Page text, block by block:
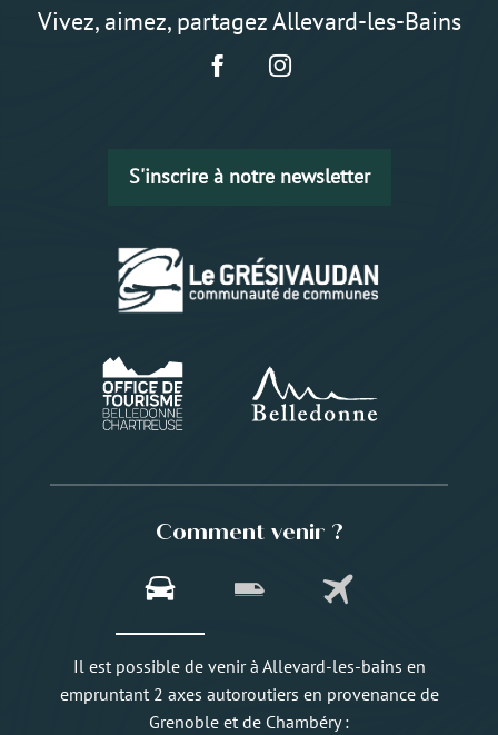
Vivez, aimez, partagez Allevard-les-Bains
S'inscrire à notre newsletter
Comment venir ?
Il est possible de venir à Allevard-les-bains en
empruntant 2 axes autoroutiers en provenance de
Grenoble et de Chambéry :